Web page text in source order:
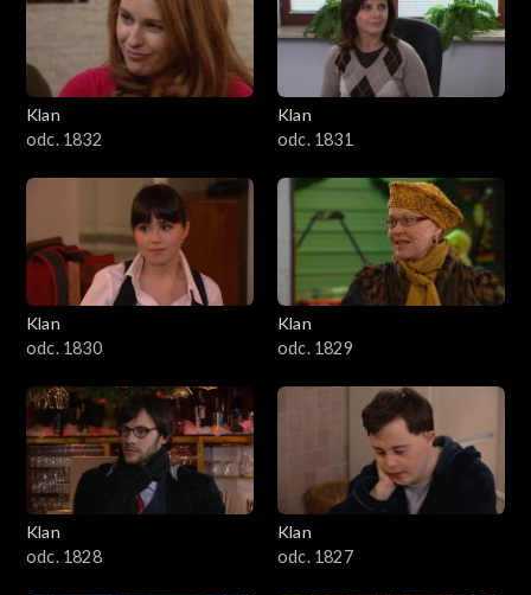
Klan
odc. 1832
Klan
odc. 1831
Klan
odc. 1830
Klan
odc. 1829
Klan
odc. 1828
Klan
odc. 1827